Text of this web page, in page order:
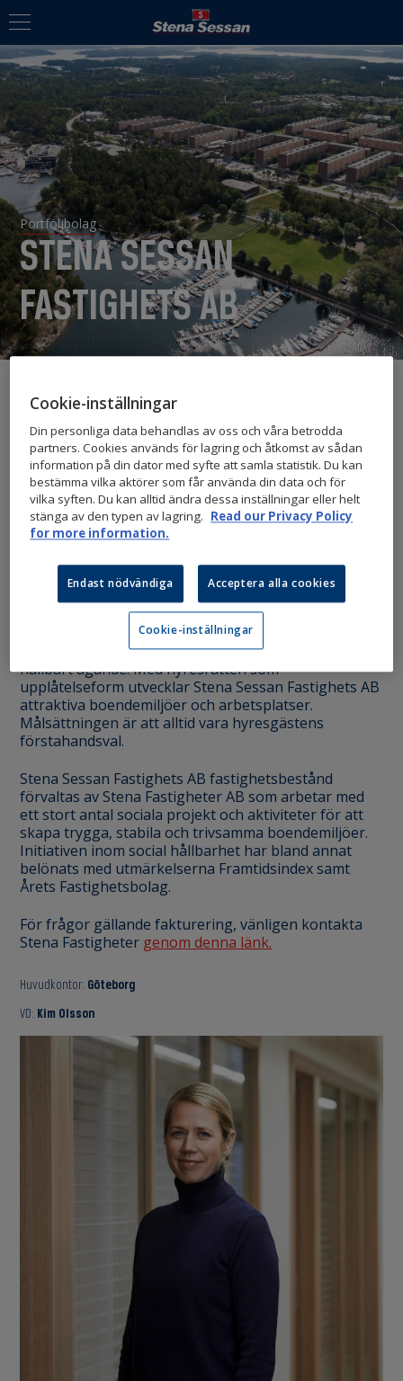
Portföljbolag
STENA SESSAN
FASTIGHETS AB
Stena Sessan Fastighets AB äger och förvaltar
hyreslägenheter i Göteborg, Stockholm och
upprustning av befintligt bestånd vill Stena
Sessan Fastighets AB vara med och forma
framtidens boende.
Fastighetsbeståndet bygger på ett långsiktigt och
hållbart ägande. Med hyresrätten som
upplåtelseform utvecklar Stena Sessan Fastighets AB
attraktiva boendemiljöer och arbetsplatser.
Målsättningen är att alltid vara hyresgästens
förstahandsval.
Stena Sessan Fastighets AB fastighetsbestånd
förvaltas av Stena Fastigheter AB som arbetar med
ett stort antal sociala projekt och aktiviteter för att
skapa trygga, stabila och trivsamma boendemiljöer.
Initiativen inom social hållbarhet har bland annat
belönats med utmärkelserna Framtidsindex samt
Årets Fastighetsbolag.
För frågor gällande fakturering, vänligen kontakta
Stena Fastigheter genom denna länk.
Huvudkontor: Göteborg
VD: Kim Olsson
Cookie-inställningar
Din personliga data behandlas av oss och våra betrodda
partners. Cookies används för lagring och åtkomst av sådan
information på din dator med syfte att samla statistik. Du kan
bestämma vilka aktörer som får använda din data och för
vilka syften. Du kan alltid ändra dessa inställningar eller helt
stänga av den typen av lagring. Read our Privacy Policy
for more information.
Endast nödvändiga Acceptera alla cookies
Cookie-inställningar